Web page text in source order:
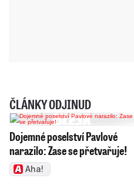
ČLÁNKY ODJINUD
Dojemné poselství Pavlové
narazilo: Zase se přetvařuje!
Aha!